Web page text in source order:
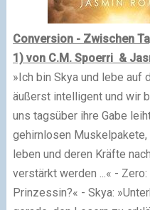
Conversion - Zwischen
1) von C.M. Spoerri &
»Ich bin Skya und lebe
äußerst intelligent und wir
uns tagsüber ihre Gabe
gehirnlosen
leben und deren Kräfte
verstärkt werden ...« -
Prinzessin?« - Skya: